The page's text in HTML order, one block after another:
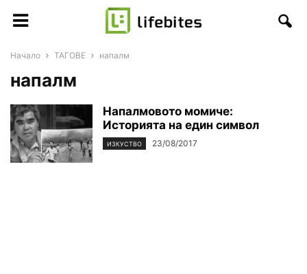
Начало ТАГОВЕ напалм
напалм
Напалмовото момиче:
Историята на един символ
ИЗКУСТВО 23/08/2017